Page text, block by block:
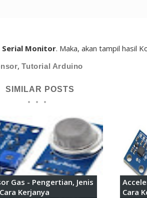
Serial Monitor. Maka, akan tampil hasil
,Tutorial Arduino
SIMILAR POSTS
Gas - Pengertian, Jenis
Kerjanya
Cara